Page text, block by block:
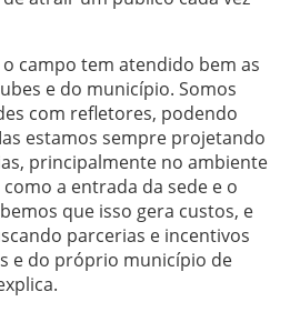
campo tem atendido bem as
e do município. Somos
com refletores, podendo
estamos sempre projetando
principalmente no ambiente
a entrada da sede e o
que isso gera custos, e
parcerias e incentivos
e do próprio município de